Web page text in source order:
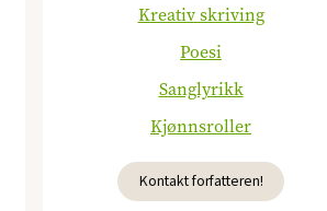
Kreativ skriving
Poesi
Sanglyrikk
Kjønnsroller
Kontakt forfatteren!